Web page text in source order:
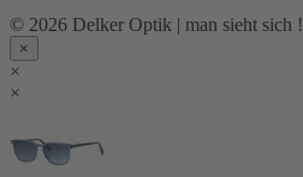
© 2026 Delker Optik | man sieht sich !
×
×
×